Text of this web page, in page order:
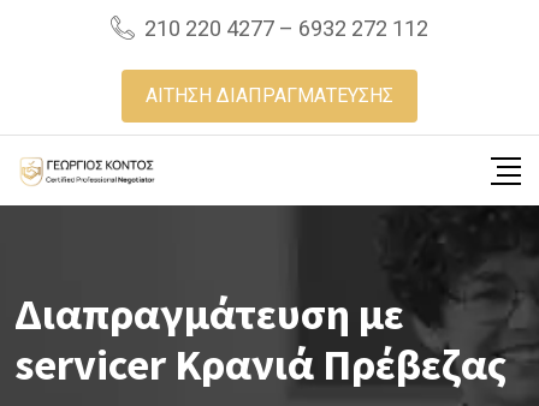
210 220 4277 – 6932 272 112
ΑΙΤΗΣΗ ΔΙΑΠΡΑΓΜΑΤΕΥΣΗΣ
Διαπραγμάτευση με
servicer Κρανιά Πρέβεζας